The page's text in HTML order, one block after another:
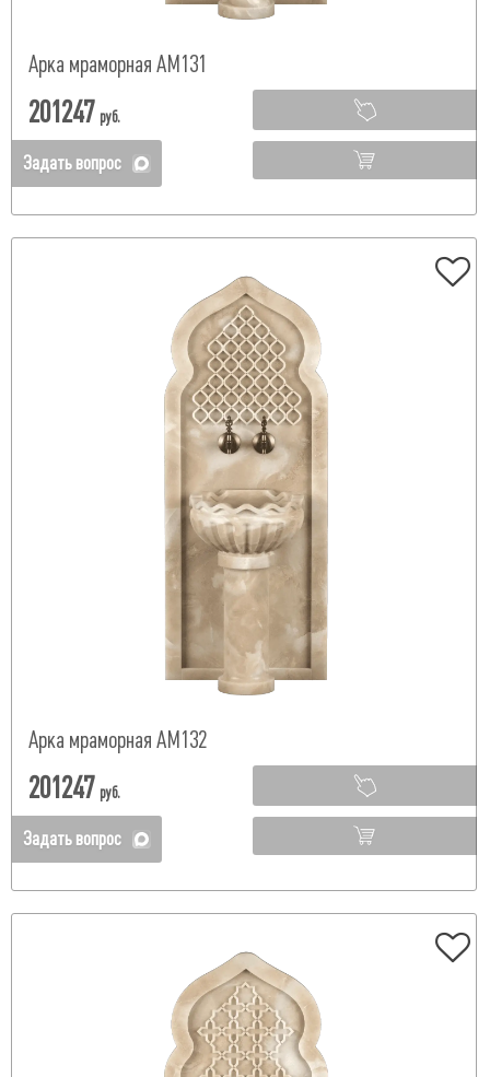
Арка мраморная АМ131
201247 руб.
Задать вопрос
Арка мраморная АМ132
201247 руб.
Задать вопрос